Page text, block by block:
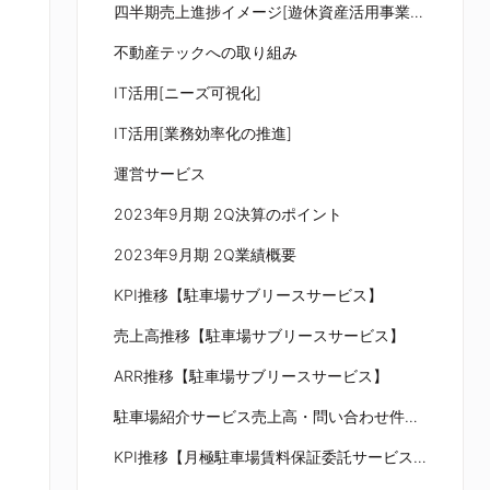
四半期売上進捗イメージ[遊休資産活用事業セグメント]
不動産テックへの取り組み
IT活用[ニーズ可視化]
IT活用[業務効率化の推進]
運営サービス
2023年9月期 2Q決算のポイント
2023年9月期 2Q業績概要
KPI推移【駐車場サブリースサービス】
売上高推移【駐車場サブリースサービス】
ARR推移【駐車場サブリースサービス】
駐車場紹介サービス売上高・問い合わせ件数推移
KPI推移【月極駐車場賃料保証委託サービス 株式会社鉄壁】